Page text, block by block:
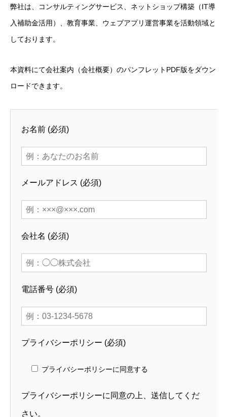
弊社は、コンサルティングサービス、ネットショップ構築（IT導
入補助金活用）、教育事業、ウェブアプリ運営事業を活動領域と
しております。
本資料にて会社案内（会社概要）のパンフレットPDF版をダウン
ロードできます。
お名前 (必須)
メールアドレス (必須)
会社名 (必須)
電話番号 (必須)
プライバシーポリシー (必須)
プライバシーポリシーに同意する
プライバシーポリシーに同意の上、送信してくだ
さい。